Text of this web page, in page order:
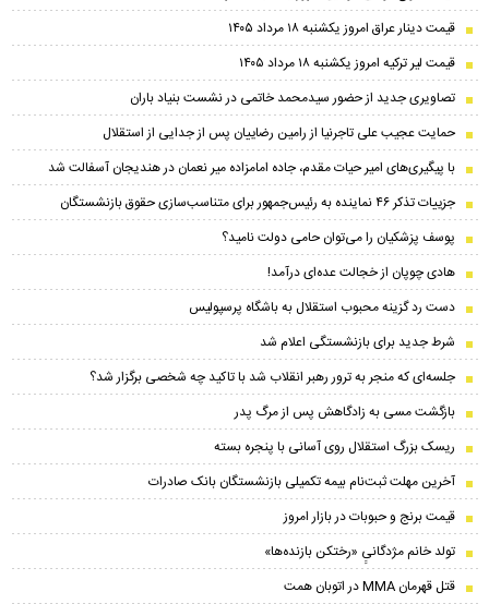
قیمت دینار عراق امروز یکشنبه ۱۸ مرداد ۱۴۰۵
قیمت لیر ترکیه امروز یکشنبه ۱۸ مرداد ۱۴۰۵
تصاویری جدید از حضور سیدمحمد خاتمی در نشست بنیاد باران
حمایت عجیب علی تاجرنیا از رامین رضاییان پس از جدایی از استقلال
با پیگیری‌های امیر حیات مقدم، جاده امامزاده میر نعمان در هندیجان آسفالت شد
جزییات تذکر ۴۶ نماینده به رئیس‌جمهور برای متناسب‌سازی حقوق بازنشستگان
پوسف پزشکیان را می‌توان حامی دولت نامید؟
هادی چوپان از خجالت عده‌ای درآمد!
دست رد گزینه محبوب استقلال به باشگاه پرسپولیس
شرط جدید برای بازنشستگی اعلام شد
جلسه‌ای که منجر به ترور رهبر انقلاب شد با تاکید چه شخصی برگزار شد؟
بازگشت مسی به زادگاهش پس از مرگ پدر
ریسک بزرگ استقلال روی آسانی با پنجره بسته
آخرین مهلت ثبت‌نام بیمه تکمیلی بازنشستگان بانک صادرات
قیمت برنج و حبوبات در بازار امروز
تولد خانم مژدگانیِِ «رختکن بازنده‌ها»
قتل قهرمان MMA در اتوبان همت